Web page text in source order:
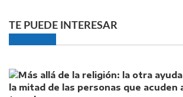
TE PUEDE INTERESAR